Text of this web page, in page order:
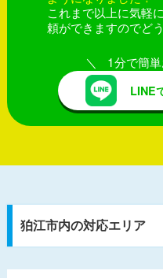
これまで以上に気軽
頼ができますのでど
1分で簡
LINE
狛江市内の対応エリア